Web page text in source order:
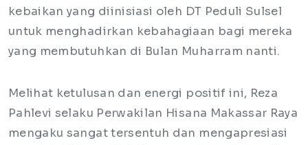
kebaikan yang diinisiasi oleh DT Peduli Sulsel
untuk menghadirkan kebahagiaan bagi mereka
yang membutuhkan di Bulan Muharram nanti.
Melihat ketulusan dan energi positif ini, Reza
Pahlevi selaku Perwakilan Hisana Makassar Raya
mengaku sangat tersentuh dan mengapresiasi